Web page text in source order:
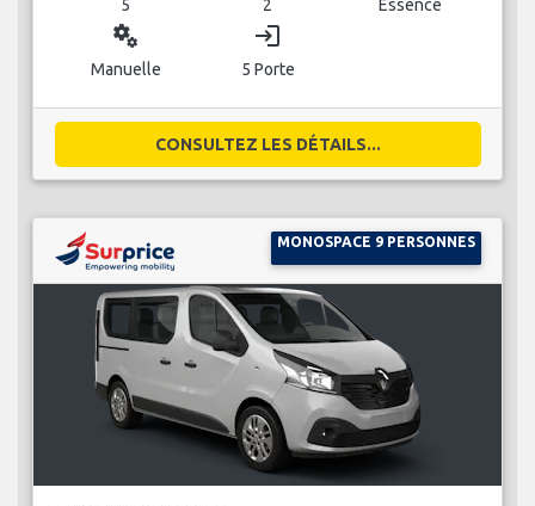
5 2 Essence
miscellaneous_services
Manuelle
login
5 Porte
CONSULTEZ LES DÉTAILS...
MONOSPACE 9 PERSONNES